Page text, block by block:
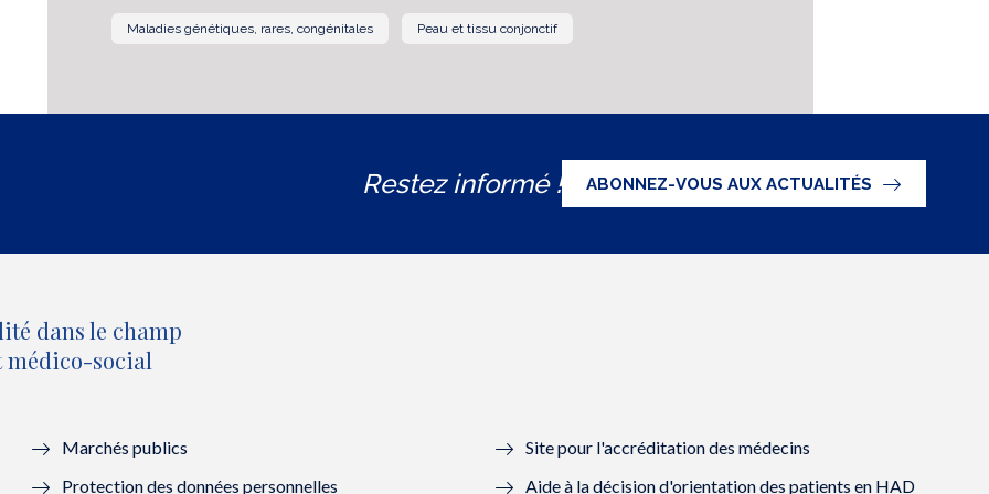
Maladies génétiques, rares, congénitales Peau et tissu conjonctif
Restez informé ! ABONNEZ-VOUS AUX ACTUALITÉS
dans le champ
médico-social
Marchés publics
Protection des données personnelles
Site pour l'accréditation des médecins
Aide à la décision d'orientation des patients en HAD